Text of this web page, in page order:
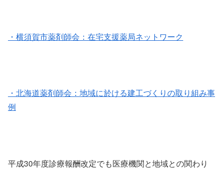
・横須賀市薬剤師会：在宅支援薬局ネットワーク
・北海道薬剤師会：地域に於ける建工づくりの取り組み事
例
平成30年度診療報酬改定でも医療機関と地域との関わり